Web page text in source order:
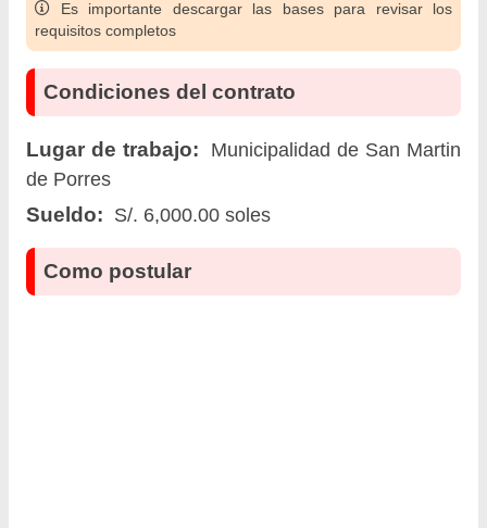
Es importante descargar las bases para revisar los
requisitos completos
Condiciones del contrato
Lugar de trabajo:
Municipalidad de San Martin
de Porres
Sueldo: S/. 6,000.00 soles
Como postular